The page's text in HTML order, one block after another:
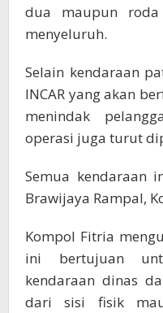
dua maupun roda
menyeluruh.
Selain kendaraan
INCAR yang akan
menindak
operasi juga turut
Semua kendaraan
Brawijaya Rampal,
Kompol Fitria
ini bertujuan
kendaraan dinas
dari sisi fisik